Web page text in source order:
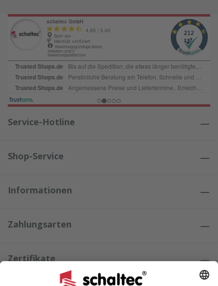
Service-Hotline
Shop-Service
Informationen
Zahlungsarten
Zertifikate